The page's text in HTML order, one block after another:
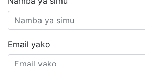
Email yako